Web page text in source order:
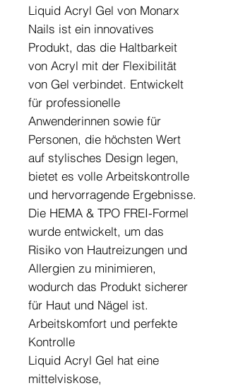
Liquid Acryl Gel von Monarx
Nails ist ein innovatives
Produkt, das die Haltbarkeit
von Acryl mit der Flexibilität
von Gel verbindet. Entwickelt
für professionelle
Anwenderinnen sowie für
Personen, die höchsten Wert
auf stylisches Design legen,
bietet es volle Arbeitskontrolle
und hervorragende Ergebnisse.
Die HEMA & TPO FREI-Formel
wurde entwickelt, um das
Risiko von Hautreizungen und
Allergien zu minimieren,
wodurch das Produkt sicherer
für Haut und Nägel ist.
Arbeitskomfort und perfekte
Kontrolle
Liquid Acryl Gel hat eine
mittelviskose,